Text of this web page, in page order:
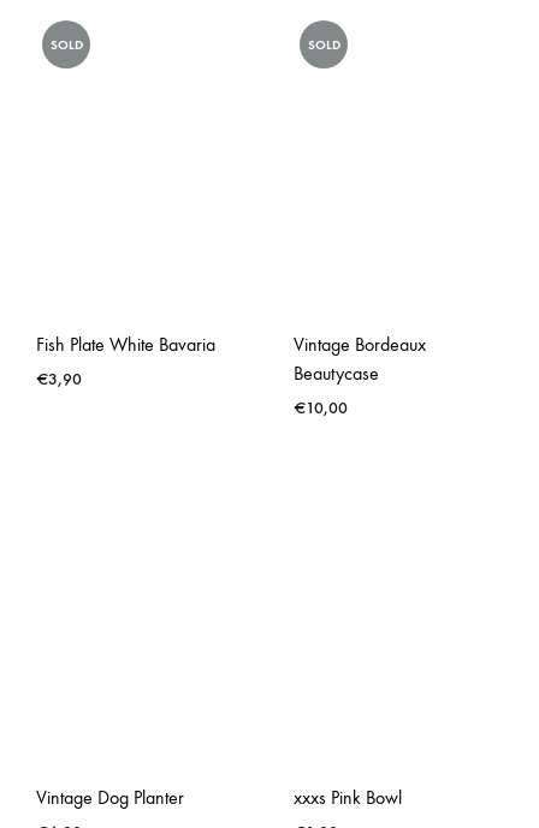
SOLD
Fish Plate White Bavaria
€3,90
SOLD
Vintage Bordeaux
Beautycase
€10,00
Vintage Dog Planter xxxs Pink Bowl